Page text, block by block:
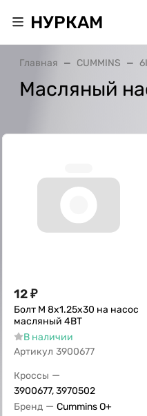
НУРКАМ
Главная CUMMINS
Масляный
12₽
Болт M 8x1.25x30 на насос
масляный 4ВТ
В наличии
Артикул 3900677
Кроссы —
3900677, 3970502
Бренд — Cummins O+